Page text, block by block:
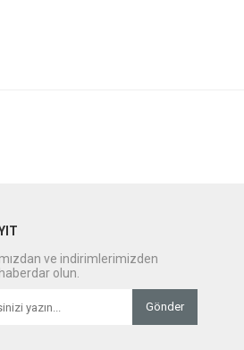
ve indirimlerimizden
olun.
Gönder